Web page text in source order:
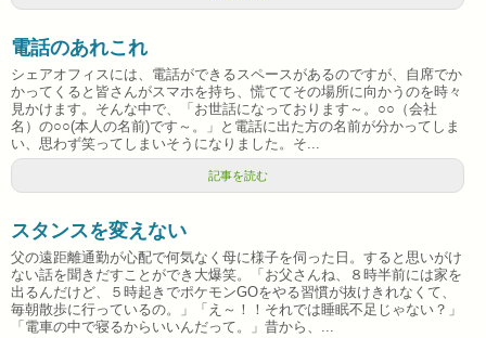
電話のあれこれ
シェアオフィスには、電話ができるスペースがあるのですが、自席でか
かってくると皆さんがスマホを持ち、慌ててその場所に向かうのを時々
見かけます。そんな中で、「お世話になっております～。○○（会社
名）の○○(本人の名前)です～。」と電話に出た方の名前が分かってしま
い、思わず笑ってしまいそうになりました。そ...
記事を読む
スタンスを変えない
父の遠距離通勤が心配で何気なく母に様子を伺った日。すると思いがけ
ない話を聞きだすことができ大爆笑。「お父さんね、８時半前には家を
出るんだけど、５時起きでポケモンGOをやる習慣が抜けきれなくて、
毎朝散歩に行っているの。」「え～！！それでは睡眠不足じゃない？」
「電車の中で寝るからいいんだって。」昔から、...